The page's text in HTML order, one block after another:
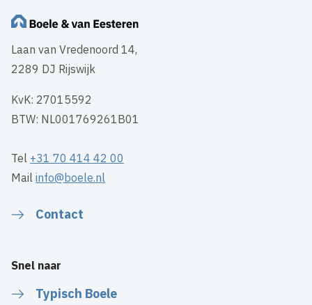
Laan van Vredenoord 14,
2289 DJ Rijswijk
KvK: 27015592
BTW: NL001769261B01
Tel +31 70 414 42 00
Mailinfo@boele.nl
Contact
Snel naar
Typisch Boele